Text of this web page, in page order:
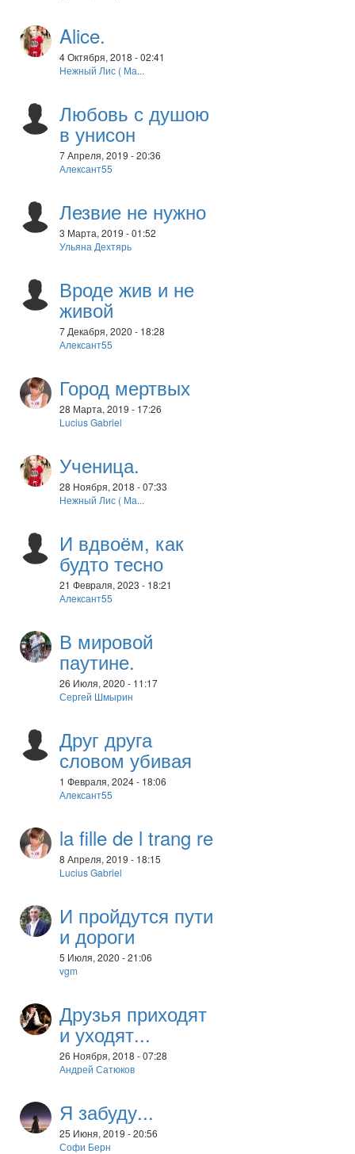
Alice.
4 Октября, 2018 - 02:41
Нежный Лис ( Ма...
Любовь с душою
в унисон
7 Апреля, 2019 - 20:36
Алексант55
Лезвие не нужно
3 Марта, 2019 - 01:52
Ульяна Дехтярь
Вроде жив и не
живой
7 Декабря, 2020 - 18:28
Алексант55
Город мертвых
28 Марта, 2019 - 17:26
Lucius Gabriel
Ученица.
28 Ноября, 2018 - 07:33
Нежный Лис ( Ма...
И вдвоём, как
будто тесно
21 Февраля, 2023 - 18:21
Алексант55
В мировой
паутине.
26 Июля, 2020 - 11:17
Сергей Шмырин
Друг друга
словом убивая
1 Февраля, 2024 - 18:06
Алексант55
la fille de l trang re
8 Апреля, 2019 - 18:15
Lucius Gabriel
И пройдутся пути
и дороги
5 Июля, 2020 - 21:06
vgm
Друзья приходят
и уходят...
26 Ноября, 2018 - 07:28
Андрей Сатюков
Я забуду...
25 Июня, 2019 - 20:56
Софи Берн